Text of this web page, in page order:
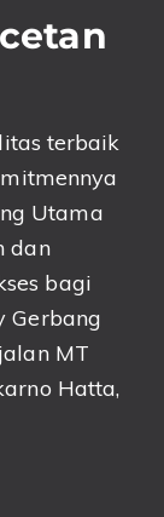
terbaik
Utama
dan
bagi
Gerbang
MT
Hatta,